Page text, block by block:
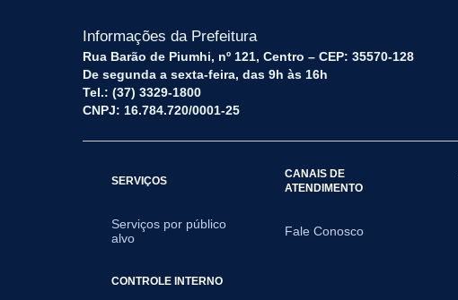
Informações da Prefeitura
Rua Barão de Piumhi, nº 121, Centro – CEP: 35570-128
De segunda a sexta-feira, das 9h às 16h
Tel.: (37) 3329-1800
CNPJ: 16.784.720/0001-25
SERVIÇOS
Serviços por público
alvo
CANAIS DE
ATENDIMENTO
Fale Conosco
CONTROLE INTERNO